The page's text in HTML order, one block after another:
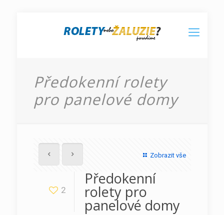
Předokenní rolety
pro panelové domy
Zobrazit vše
2
Předokenní
rolety pro
panelové domy